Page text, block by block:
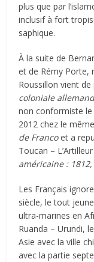
plus que par
inclusif à fort
saphique.
À la suite de
et de Rémy Porte,
Roussillon vient
coloniale
non conformiste le
2012 chez le
de Francoet a
Toucan – L’Artilleur
américaine :
Les Français
siècle, le tout
ultra-marines en
Ruanda – Urundi,
Asie avec la ville
avec la partie